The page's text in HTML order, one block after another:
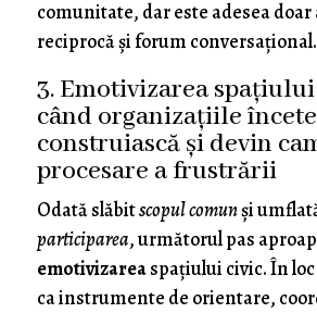
comunitate, dar este adesea
reciprocă şi forum conversaţional.
3. Emotivizarea
când organizațiile
construiască și devin
procesare a frustrării
Odată slăbitscopul comunși
participarea, următorul pas
emotivizareaspațiului civic. În
ca instrumente de orientare,